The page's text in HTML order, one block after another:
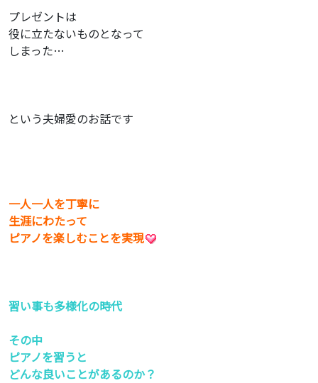
プレゼントは
役に立たないものとなって
しまった…
という夫婦愛のお話です
一人一人を丁寧に
生涯にわたって
ピアノを楽しむことを実現
習い事も多様化の時代
その中
ピアノを習うと
どんな良いことがあるのか？